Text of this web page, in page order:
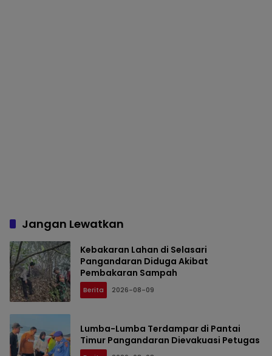
Jangan Lewatkan
Kebakaran Lahan di Selasari
Pangandaran Diduga Akibat
Pembakaran Sampah
Berita 2026-08-09
Lumba-Lumba Terdampar di Pantai
Timur Pangandaran Dievakuasi Petugas